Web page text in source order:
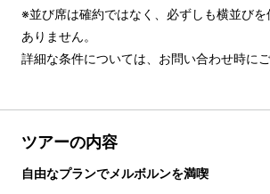
※並び席は確約ではなく、必ずしも横並びを
ありません。
詳細な条件については、お問い合わせ時に
ツアーの内容
自由なプランでメルボルンを満喫